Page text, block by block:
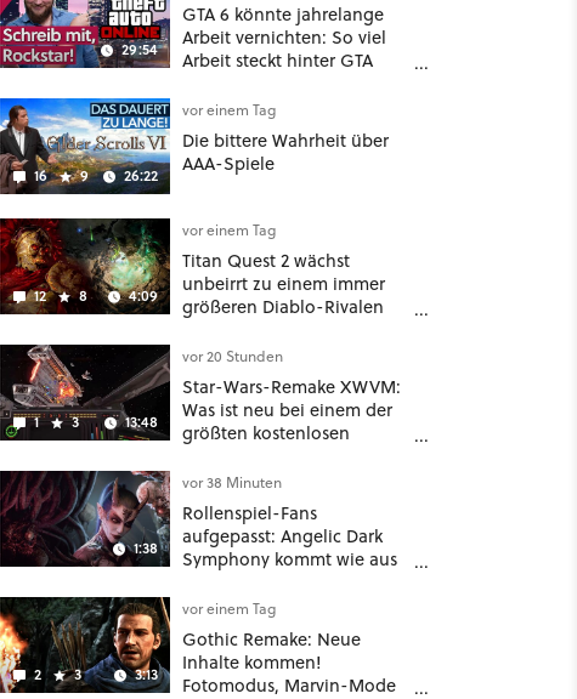
29:54
GTA 6 könnte jahrelange
Arbeit vernichten: So viel
Arbeit steckt hinter GTA
16 9 26:22
vor einem Tag
Die bittere Wahrheit über
AAA-Spiele
12 8 4:09
vor einem Tag
Titan Quest 2 wächst
unbeirrt zu einem immer
größeren Diablo-Rivalen
sogar eine richtige
Beschwörer-Klasse
1 3 13:48
vor 20 Stunden
Star-Wars-Remake XWVM:
Was ist neu bei einem der
größten kostenlosen
1:38
vor 38 Minuten
Rollenspiel-Fans
aufgepasst: Angelic Dark
Symphony kommt wie aus
ein Mix aus Baldur's Gate 3,
XCOM und Mass Effect
2 3 3:13
vor einem Tag
Gothic Remake: Neue
Inhalte kommen!
Fotomodus, Marvin-Mode